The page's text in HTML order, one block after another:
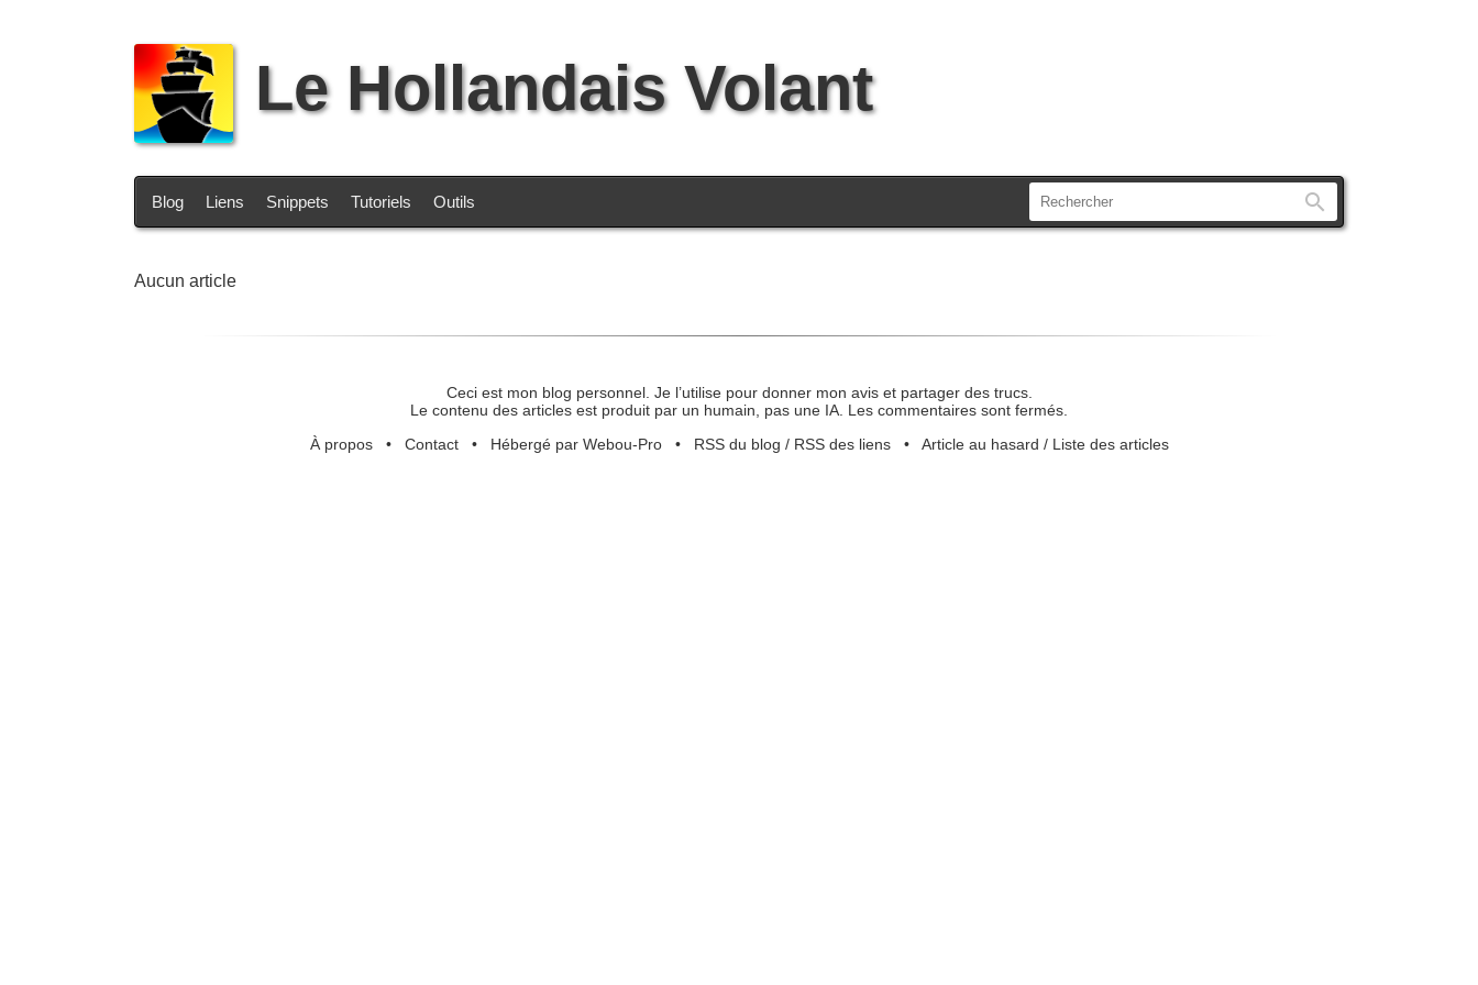
Le Hollandais Volant
Blog Liens Snippets Tutoriels Outils
Aucun article
Ceci est mon blog personnel. Je l’utilise pour donner mon avis et partager des trucs.
Le contenu des articles est produit par un humain, pas une IA. Les commentaires sont fermés.
À propos• Contact• Hébergé par Webou-Pro• RSS du blog / RSS des liens• Article au hasard / Liste des articles